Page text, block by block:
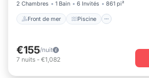
staying at this Appartement for your next
You can check the reviews and description
. These details are authentic, as
our partner, booking.com.
2 Chambres
1 Bain 6 Invités 861 pi²
Front de mer Piscine
€155/nuit
7 nuits - €1,082